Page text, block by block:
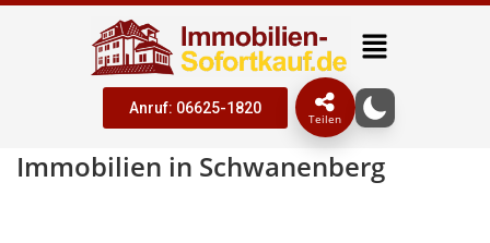
Anruf: 06625-1820
Teilen
Immobilien in Schwanenberg